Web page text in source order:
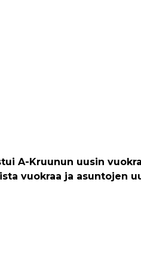
A-Kruunun uusin
vuokraa ja asuntojen